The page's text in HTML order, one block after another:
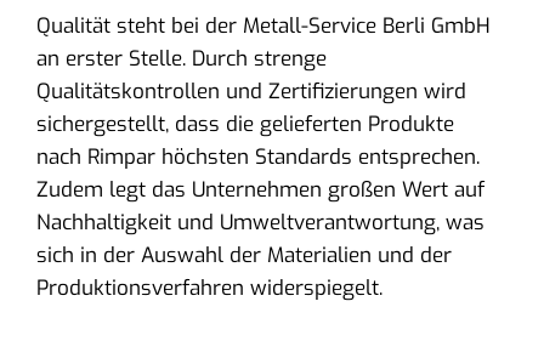
Qualität steht bei der Metall-Service Berli GmbH
an erster Stelle. Durch strenge
Qualitätskontrollen und Zertifizierungen wird
sichergestellt, dass die gelieferten Produkte
nach Rimpar höchsten Standards entsprechen.
Zudem legt das Unternehmen großen Wert auf
Nachhaltigkeit und Umweltverantwortung, was
sich in der Auswahl der Materialien und der
Produktionsverfahren widerspiegelt.